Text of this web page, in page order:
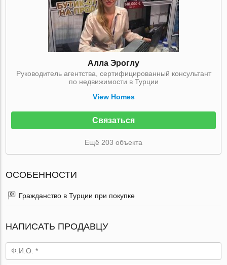
Алла Эроглу
Руководитель агентства, сертифицированный консультант
по недвижимости в Турции
View Homes
Связаться
Ещё 203 объекта
ОСОБЕННОСТИ
Гражданство в Турции при покупке
НАПИСАТЬ ПРОДАВЦУ